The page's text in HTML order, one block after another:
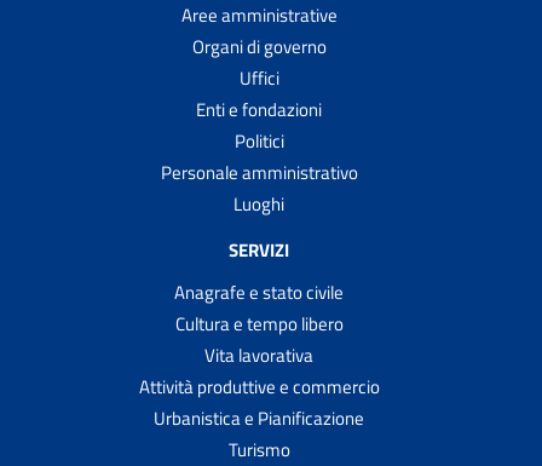
Aree amministrative
Organi di governo
Uffici
Enti e fondazioni
Politici
Personale amministrativo
Luoghi
SERVIZI
Anagrafe e stato civile
Cultura e tempo libero
Vita lavorativa
Attività produttive e commercio
Urbanistica e Pianificazione
Turismo